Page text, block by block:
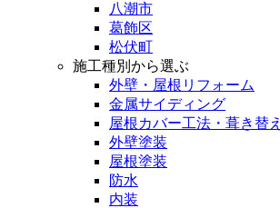
八潮市
葛飾区
松伏町
施工種別から選ぶ
外壁・屋根リフォーム
金属サイディング
屋根カバー工法・葺き替え
外壁塗装
屋根塗装
防水
内装